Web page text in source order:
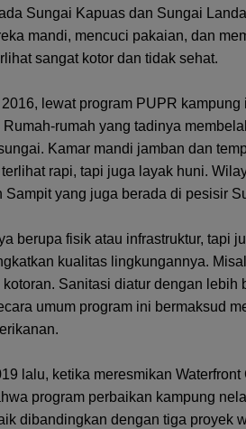
Sungai Kapuas dan Sungai
mandi, mencuci pakaian, dan
sangat kotor dan tidak sehat.
lewat program PUPR
rumah yang tadinya
Kamar mandi jamban dan
rapi, tapi juga layak huni.
Sampit yang juga berada di pesisir
berupa fisik atau infrastruktur, tapi
kualitas lingkungannya.
Sanitasi diatur dengan lebih
umum program ini bermaksud
lalu, ketika meresmikan
program perbaikan kampung
dibandingkan dengan tiga proyek